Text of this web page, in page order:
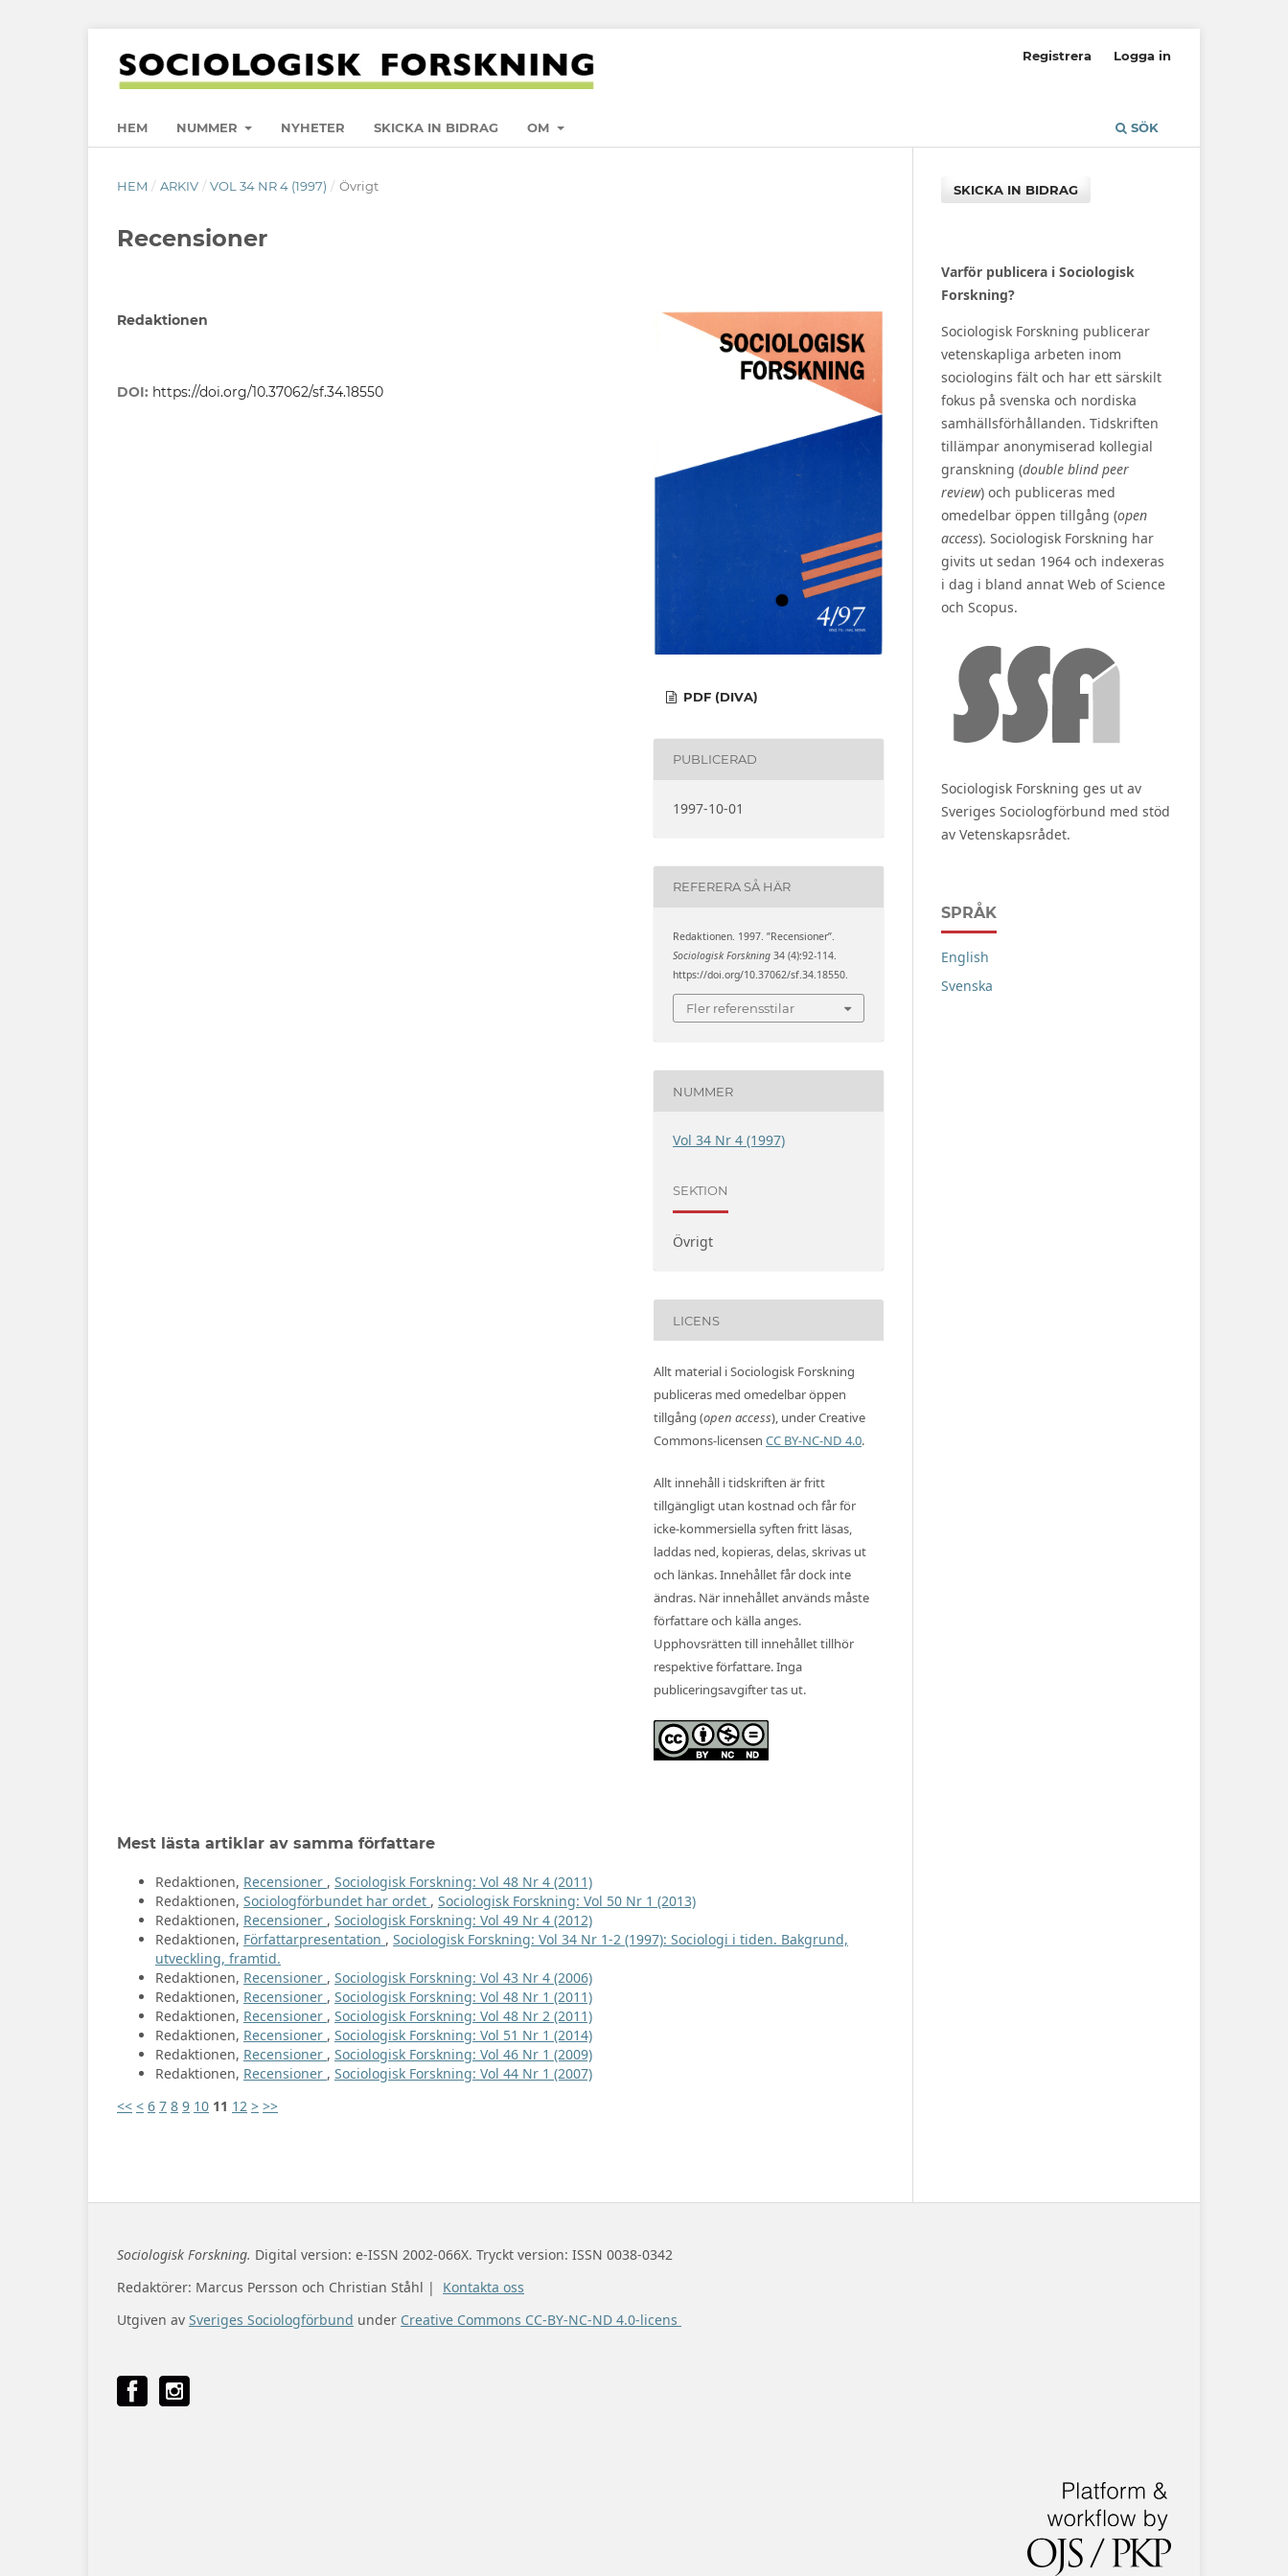
HEM NUMMER NYHETER SKICKA IN BIDRAG OM SÖK
Registrera Logga in
HEM / ARKIV / VOL 34 NR 4 (1997) / Övrigt
Recensioner
Redaktionen
DOI: https://doi.org/10.37062/sf.34.18550
PDF (DIVA)
PUBLICERAD
1997-10-01
REFERERA SÅ HÄR
Redaktionen. 1997. ”Recensioner”.
Sociologisk Forskning 34 (4):92-114.
https://doi.org/10.37062/sf.34.18550.
Fler referensstilar
NUMMER
Vol 34 Nr 4 (1997)
SEKTION
Övrigt
LICENS
Allt material i Sociologisk Forskning
publiceras med omedelbar öppen
tillgång (open access), under Creative
Commons-licensen CC BY-NC-ND 4.0.
Allt innehåll i tidskriften är fritt
tillgängligt utan kostnad och får för
icke-kommersiella syften fritt läsas,
laddas ned, kopieras, delas, skrivas ut
och länkas. Innehållet får dock inte
ändras. När innehållet används måste
författare och källa anges.
Upphovsrätten till innehållet tillhör
respektive författare. Inga
publiceringsavgifter tas ut.
Mest lästa artiklar av samma författare
Redaktionen, Recensioner , Sociologisk Forskning: Vol 48 Nr 4 (2011)
Redaktionen, Sociologförbundet har ordet , Sociologisk Forskning: Vol 50 Nr 1 (2013)
Redaktionen, Recensioner , Sociologisk Forskning: Vol 49 Nr 4 (2012)
Redaktionen, Författarpresentation , Sociologisk Forskning: Vol 34 Nr 1-2 (1997): Sociologi i tiden. Bakgrund,
utveckling, framtid.
Redaktionen, Recensioner , Sociologisk Forskning: Vol 43 Nr 4 (2006)
Redaktionen, Recensioner , Sociologisk Forskning: Vol 48 Nr 1 (2011)
Redaktionen, Recensioner , Sociologisk Forskning: Vol 48 Nr 2 (2011)
Redaktionen, Recensioner , Sociologisk Forskning: Vol 51 Nr 1 (2014)
Redaktionen, Recensioner , Sociologisk Forskning: Vol 46 Nr 1 (2009)
Redaktionen, Recensioner , Sociologisk Forskning: Vol 44 Nr 1 (2007)
<< < 6 7 8 9 10 11 12 > >>
SKICKA IN BIDRAG
Varför publicera i Sociologisk
Forskning?
Sociologisk Forskning publicerar
vetenskapliga arbeten inom
sociologins fält och har ett särskilt
fokus på svenska och nordiska
samhällsförhållanden. Tidskriften
tillämpar anonymiserad kollegial
granskning (double blind peer
review) och publiceras med
omedelbar öppen tillgång (open
access). Sociologisk Forskning har
givits ut sedan 1964 och indexeras
i dag i bland annat Web of Science
och Scopus.
Sociologisk Forskning ges ut av
Sveriges Sociologförbund med stöd
av Vetenskapsrådet.
SPRÅK
English
Svenska
Sociologisk Forskning. Digital version: e-ISSN 2002-066X. Tryckt version: ISSN 0038-0342
Redaktörer: Marcus Persson och Christian Ståhl | Kontakta oss
Utgiven av Sveriges Sociologförbund under Creative Commons CC-BY-NC-ND 4.0-licens